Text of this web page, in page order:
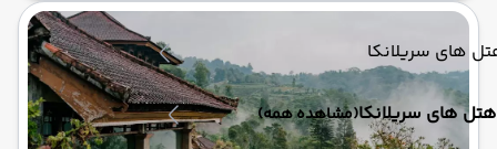
های سریلانکا
هتل های سریلانکا(مشاهده همه)
که امواج خروشان با صدای غرش خود، داستان‌های کهن را